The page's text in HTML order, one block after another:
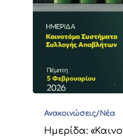
Ανακοινώσεις/Νέα
Ημερίδα: